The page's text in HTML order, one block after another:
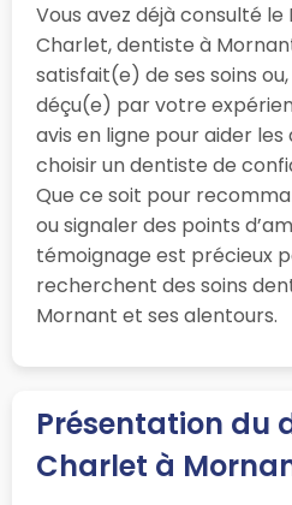
Vous avez déjà consulté
Charlet, dentiste à
satisfait(e) de ses soins
déçu(e) par votre
avis en ligne pour aider
choisir un dentiste de
Que ce soit pour
ou signaler des points
témoignage est précieux
recherchent des soins
Mornant et ses alentours.
Présentation du
Charlet à